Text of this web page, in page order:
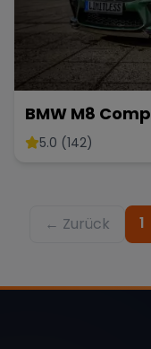
BMW M8
mieten 625 PS
5.0 (142)
← Zurück 1